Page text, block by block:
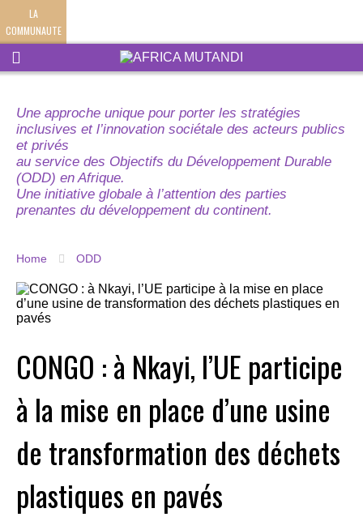
LA
COMMUNAUTE
Une approche unique pour porter les stratégies
inclusives et l’innovation sociétale des acteurs publics
et privés
au service des Objectifs du Développement Durable
(ODD) en Afrique.
Une initiative globale à l’attention des parties
prenantes du développement du continent.
Home ODD
CONGO : à Nkayi, l’UE participe
à la mise en place d’une usine
de transformation des déchets
plastiques en pavés